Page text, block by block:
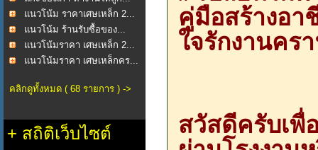
แนวโน้ม ราคาเศษเหล็ก 2...
แนวโน้ม ร้านรับซื้อของ...
แนวโน้มราคา เศษเหล็ก 2...
แนวโน้มราคา เศษเหล็กคร...
คลิกดูทั้งหมด ( 68 รายการ ) ->
+ สถิติเว็บไซต์
คู่มือสร้างอ
ใจรักงานคร
สวัสดีครับเพื่